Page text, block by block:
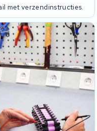
met verzendinstructies.